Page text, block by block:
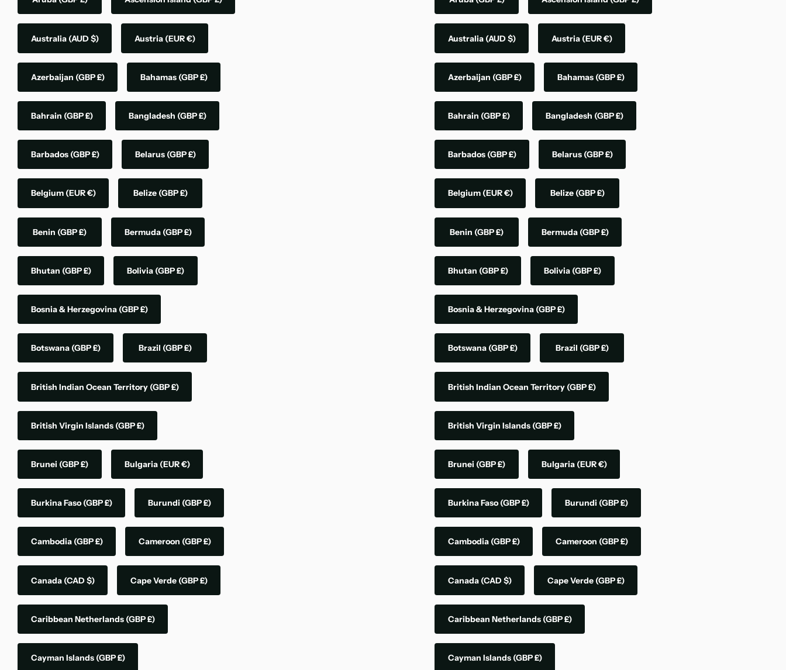
Australia (AUD $) Austria (EUR €)
Azerbaijan (GBP £) Bahamas (GBP £)
Bahrain (GBP £) Bangladesh (GBP £)
Barbados (GBP £) Belarus (GBP £)
Belgium (EUR €) Belize (GBP £)
Benin (GBP £) Bermuda (GBP £)
Bhutan (GBP £) Bolivia (GBP £)
Bosnia & Herzegovina (GBP £)
Botswana (GBP £) Brazil (GBP £)
British Indian Ocean Territory (GBP £)
British Virgin Islands (GBP £)
Brunei (GBP £) Bulgaria (EUR €)
Burkina Faso(GBP £) Burundi (GBP £)
Cambodia (GBP £) Cameroon (GBP £)
Canada (CAD $) Cape Verde (GBP £)
Caribbean Netherlands (GBP £)
Cayman Islands (GBP £)
Australia (AUD $) Austria (EUR €)
Azerbaijan (GBP £) Bahamas (GBP £)
Bahrain (GBP £) Bangladesh (GBP £)
Barbados (GBP £) Belarus (GBP £)
Belgium (EUR €) Belize (GBP £)
Benin (GBP £) Bermuda (GBP £)
Bhutan (GBP £) Bolivia (GBP £)
Bosnia & Herzegovina (GBP £)
Botswana (GBP £) Brazil (GBP £)
British Indian Ocean Territory (GBP £)
British Virgin Islands (GBP £)
Brunei (GBP £) Bulgaria (EUR €)
Burkina Faso(GBP £) Burundi (GBP £)
Cambodia (GBP £) Cameroon (GBP £)
Canada (CAD $) Cape Verde (GBP £)
Caribbean Netherlands (GBP £)
Cayman Islands (GBP £)